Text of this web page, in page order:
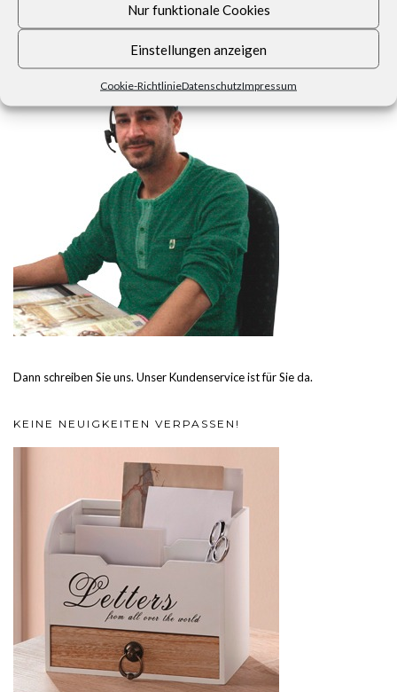
Nur funktionale Cookies
Einstellungen anzeigen
Cookie-RichtlinieDatenschutzImpressum
FRAGEN, ANREGUNGEN, WÜNSCHE?
Dann schreiben Sie uns. Unser Kundenservice ist für Sie da.
KEINE NEUIGKEITEN VERPASSEN!